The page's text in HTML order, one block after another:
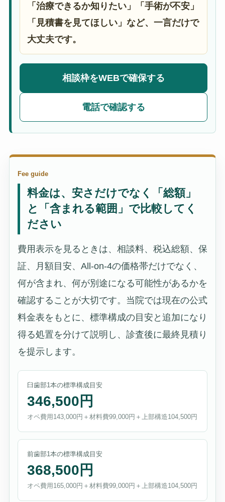
「治療できるか知りたい」「手術が不安」
「見積書を見てほしい」など、一言だけで
大丈夫です。
相談枠をWEBで確保する
電話で確認する
Fee guide
料金は、安さだけでなく「総額」
と「含まれる範囲」で比較してく
ださい
費用表示を見るときは、相談料、税込総額、保
証、月額目安、All-on-4の価格帯だけでなく、
何が含まれ、何が別途になる可能性があるかを
確認することが大切です。当院では現在の公式
料金表をもとに、標準構成の目安と追加になり
得る処置を分けて説明し、診査後に最終見積り
を提示します。
臼歯部1本の標準構成目安
346,500円
オペ費用143,000円＋材料費99,000円＋上部構造104,500円
前歯部1本の標準構成目安
368,500円
オペ費用165,000円＋材料費99,000円＋上部構造104,500円